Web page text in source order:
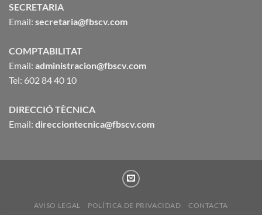
SECRETARIA
Email: secretaria@fbscv.com
COMPTABILITAT
Email: administracion@fbscv.com
Tel: 602 84 40 10
DIRECCIÓ TÈCNICA
Email: direcciontecnica@fbscv.com
AVISO LEGAL POLÍTICA DE PRIVACIDAD CONTACTA